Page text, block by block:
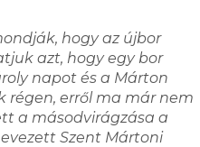
hogy az újbor
azt, hogy egy bor
napot és a Márton
régen, erről ma már nem
a másodvirágzása a
Szent Mártoni